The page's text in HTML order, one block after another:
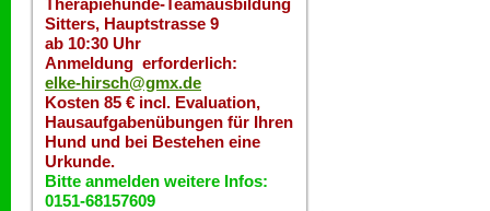
Therapiehunde-Teamausbildung
Sitters, Hauptstrasse 9
ab 10:30 Uhr
Anmeldung erforderlich:
elke-hirsch@gmx.de
Kosten 85 € incl. Evaluation,
Hausaufgabenübungen für Ihren
Hund und bei Bestehen eine
Urkunde.
Bitte anmelden weitere Infos:
0151-68157609